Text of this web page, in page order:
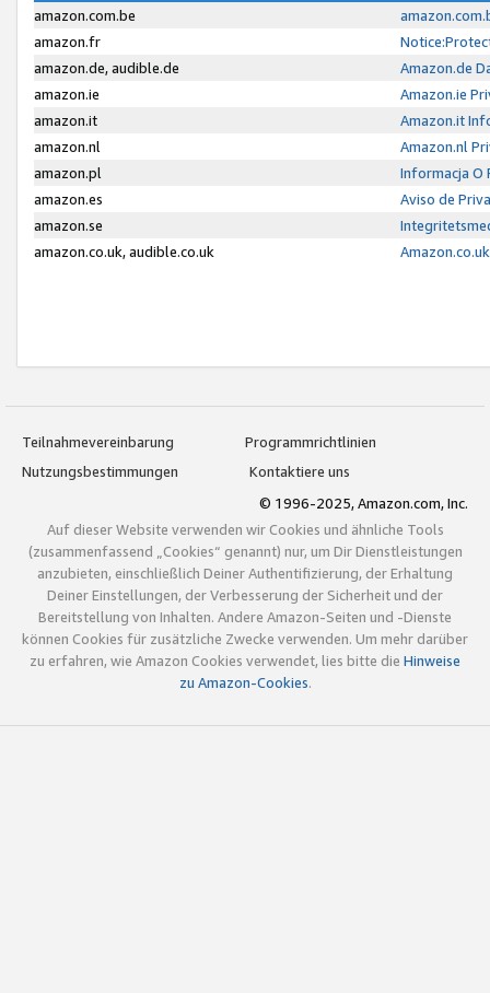
amazon.com.be
amazon.fr
amazon.de, audible.de
Amazon.de
amazon.ie
Amazon.ie
amazon.it
Amazon.it
amazon.nl
Amazon.nl
amazon.pl
Informacja O
amazon.es
Aviso de
amazon.se
amazon.co.uk, audible.co.uk
Teilnahmevereinbarung
Programmrichtlinien
Nutzungsbestimmungen
Kontaktiere uns
© 1996-2025, Amazon.com, Inc.
Auf dieser Website verwenden wir Cookies und ähnliche Tools
(zusammenfassend „Cookies“ genannt) nur, um Dir Dienstleistungen
anzubieten, einschließlich Deiner Authentifizierung, der Erhaltung
Deiner Einstellungen, der Verbesserung der Sicherheit und der
Bereitstellung von Inhalten. Andere Amazon-Seiten und -Dienste
können Cookies für zusätzliche Zwecke verwenden. Um mehr darüber
zu erfahren, wie Amazon Cookies verwendet, lies bitte die Hinweise
zu Amazon-Cookies.